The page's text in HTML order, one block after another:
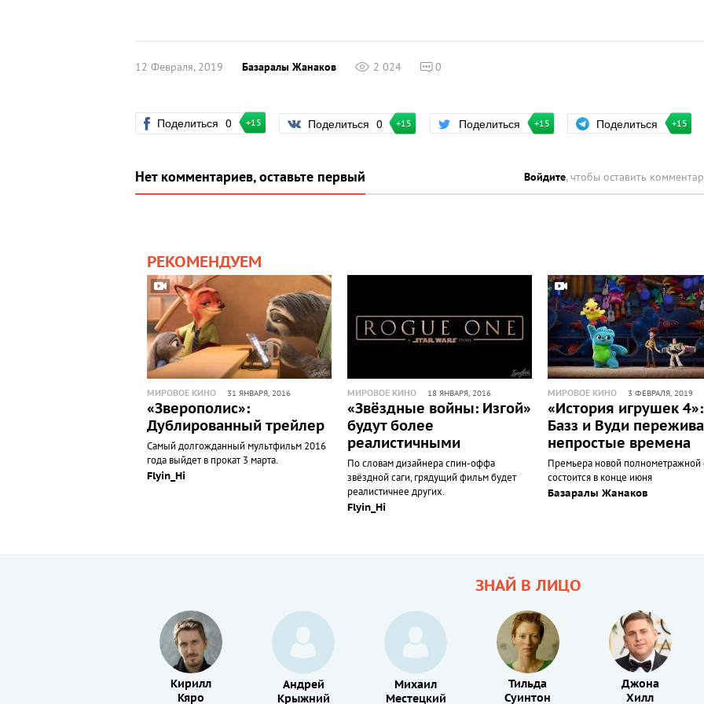
12 Февраля, 2019 Базаралы Жанаков 2 024 0
Поделиться 0 +15 Поделиться 0 +15 Поделиться +15 Поделиться +15
Нет комментариев, оставьте первый Войдите, чтобы оставить
РЕКОМЕНДУЕМ
МИРОВОЕ КИНО 31 ЯНВАРЯ, 2016
«Зверополис»:
Дублированный трейлер
Самый долгожданный мультфильм 2016
года выйдет в прокат 3 марта.
Flyin_Hi
МИРОВОЕ КИНО 18 ЯНВАРЯ, 2016
«Звёздные войны: Изгой»
будут более
реалистичными
По словам дизайнера спин-оффа
звёздной саги, грядущий фильм будет
реалистичнее других.
Flyin_Hi
МИРОВОЕ КИНО 3 ФЕВРАЛЯ, 2019
«История игрушек 4»:
Базз и Вуди
непростые времена
Премьера новой полнометражной
состоится в конце июня
Базаралы Жанаков
ЗНАЙ В ЛИЦО
Кирилл
Кяро
Андрей
Крыжний
Михаил
Местецкий
Тильда
Суинтон
Джона
Хилл